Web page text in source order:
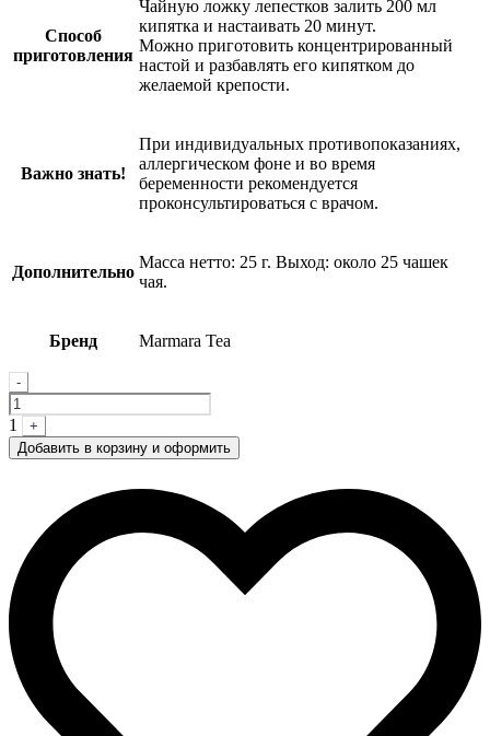
Способ
приготовления
Чайную ложку лепестков залить 200 мл
кипятка и настаивать 20 минут.
Можно приготовить концентрированный
настой и разбавлять его кипятком до
желаемой крепости.
Важно знать!
При индивидуальных противопоказаниях,
аллергическом фоне и во время
беременности рекомендуется
проконсультироваться с врачом.
Дополнительно
Масса нетто: 25 г. Выход: около 25 чашек
чая.
Бренд Marmara Tea
Quantity
-
1
+
Добавить в корзину и оформить